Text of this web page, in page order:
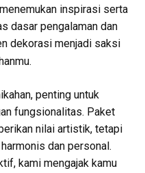
inspirasi serta
dasar pengalaman dan
dekorasi menjadi saksi
penting untuk
fungsionalitas. Paket
nilai artistik, tetapi
dan personal.
kami mengajak kamu